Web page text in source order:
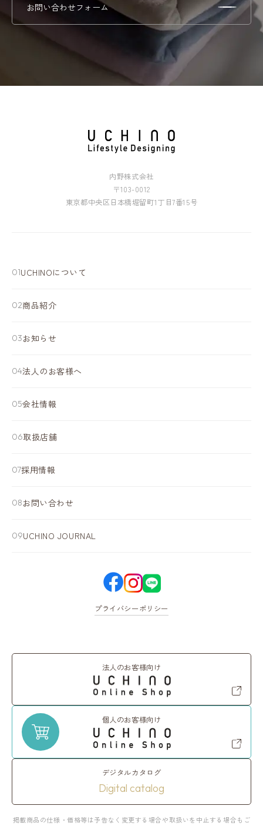
お問い合わせフォーム
内野株式会社
〒103-0012
東京都中央区日本橋堀留町1丁目7番15号
UCHINOについて
取扱店舗
商品紹介
採用情報
お知らせ
お問い合わせ
法人のお客様へ
UCHINO JOURNAL
会社情報
プライバシーポリシー
法人のお客様向け
個人のお客様向け
デジタルカタログ
Digital catalog
掲載商品の仕様・価格等は予告なく変更する場合や取扱いを中止する場合もご